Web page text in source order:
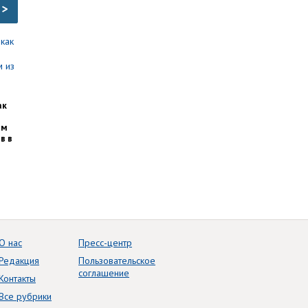
>
в
нас
рубрики
Пресс-центр
Пользовательское
соглашение